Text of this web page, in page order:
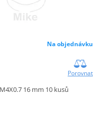
Na objednávku
Porovnat
16 mm 10 kusů